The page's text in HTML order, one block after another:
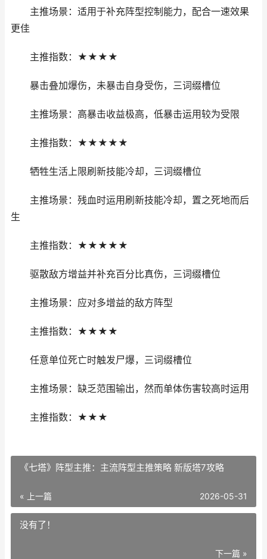
主推场景：适用于补充阵型控制能力，配合一速效果
更佳
主推指数：★★★★
暴击叠加爆伤，未暴击自身受伤，三词缀槽位
主推场景：高暴击收益极高，低暴击运用较为受限
主推指数：★★★★★
牺牲生活上限刷新技能冷却，三词缀槽位
主推场景：残血时运用刷新技能冷却，置之死地而后
生
主推指数：★★★★★
驱散敌方增益并补充百分比真伤，三词缀槽位
主推场景：应对多增益的敌方阵型
主推指数：★★★★
任意单位死亡时触发尸爆，三词缀槽位
主推场景：缺乏范围输出，然而单体伤害较高时运用
主推指数：★★★
《七塔》阵型主推：主流阵型主推策略 新版塔7攻略
« 上一篇 2026-05-31
没有了！
下一篇 »